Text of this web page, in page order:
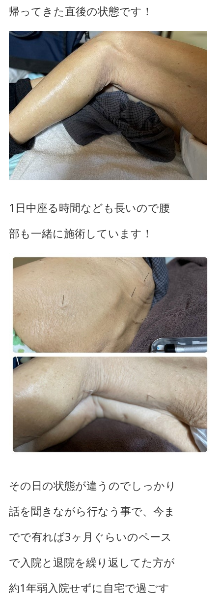
帰ってきた直後の状態です！
1日中座る時間なども長いので腰
部も一緒に施術しています！
その日の状態が違うのでしっかり
話を聞きながら行なう事で、今ま
でで有れば3ヶ月ぐらいのペース
で入院と退院を繰り返してた方が
約1年弱入院せずに自宅で過ごす